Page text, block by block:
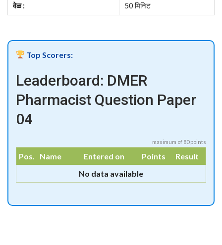
वेळ : 50 मिनिट
Top Scorers:
Leaderboard: DMER
Pharmacist Question Paper
04
maximum of 80 points
Pos. Name Entered on Points
Result
No data available